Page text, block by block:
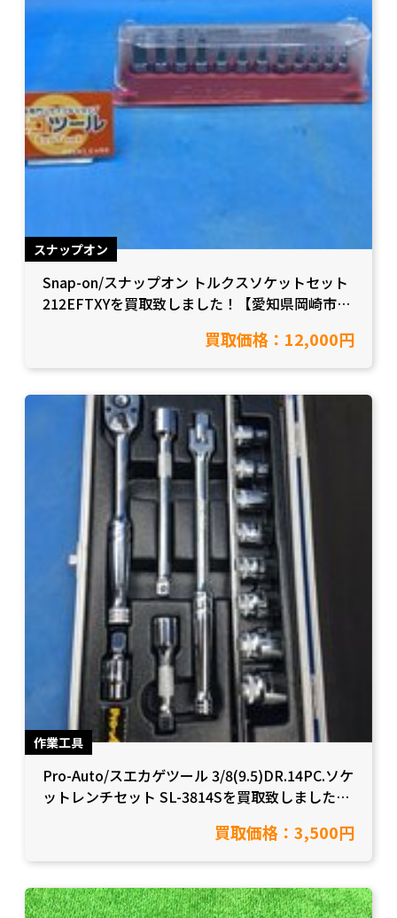
スナップオン
Snap-on/スナップオン トルクスソケットセット
212EFTXYを買取致しました！【愛知県岡崎市/
買取価格：12,000円
作業工具
Pro-Auto/スエカゲツール 3/8(9.5)DR.14PC.ソケ
ットレンチセット SL-3814Sを買取致しました！
買取価格：3,500円